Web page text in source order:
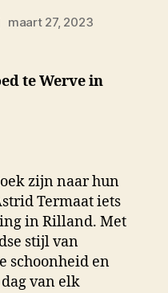
maart 27, 2023
te Werve in
zijn naar hun
Termaat iets
in Rilland. Met
stijl van
schoonheid en
van elk